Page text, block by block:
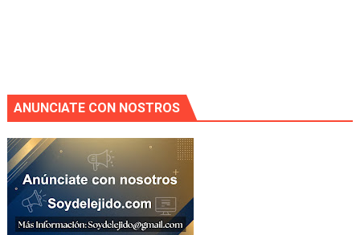
ANUNCIATE CON NOSTROS